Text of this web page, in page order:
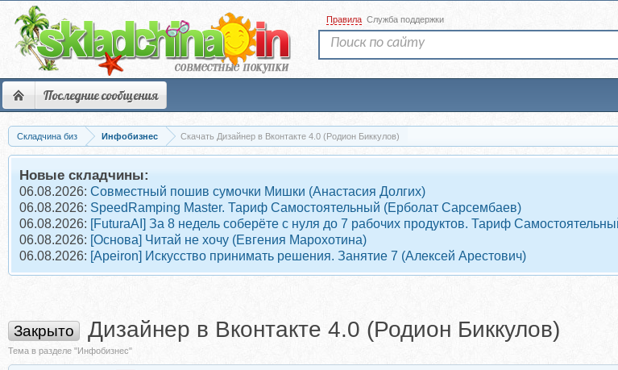
Последние сообщения
Правила Служба поддержки
Складчина биз Инфобизнес Скачать Дизайнер в Вконтакте 4.0 (Родион Биккулов)
Новые складчины:
06.08.2026: Совместный пошив сумочки Мишки (Анастасия Долгих)
06.08.2026: SpeedRamping Master. Тариф Самостоятельный (Ерболат Сарсембаев)
06.08.2026: [FuturaAI] За 8 недель соберёте с нуля до 7 рабочих продуктов. Тариф
06.08.2026: [Основа] Читай не хочу (Евгения Марохотина)
06.08.2026: [Apeiron] Искусство принимать решения. Занятие 7 (Алексей Арестович)
Закрыто Дизайнер в Вконтакте 4.0 (Родион Биккулов)
Тема в разделе "Инфобизнес"